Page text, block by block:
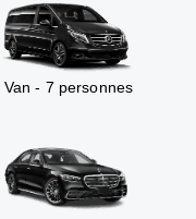
Van - 7 personnes